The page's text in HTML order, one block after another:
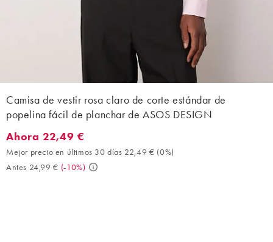
Camisa de vestir rosa claro de corte estándar de
popelina fácil de planchar de ASOS DESIGN
Ahora 22,49 €. Mejor precio en últimos 30 días 22,49 € (0%).
Ahora 22,49 €
Mejor precio en últimos 30 días 22,49 € (0%)
Antes 24,99 € (-10%)